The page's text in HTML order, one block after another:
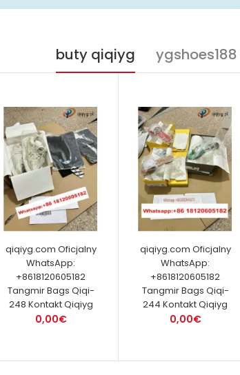
buty qiqiyg
qiqiyg.com Oficjalny
WhatsApp:
+8618120605182
Tangmir Bags Qiqi-
248 Kontakt Qiqiyg
0,00€
qiqiyg.com Oficjalny
WhatsApp:
+8618120605182
Tangmir Bags Qiqi-
244 Kontakt Qiqiyg
0,00€